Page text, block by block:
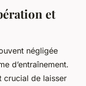
et
négligée
d’entraînement.
crucial de laisser